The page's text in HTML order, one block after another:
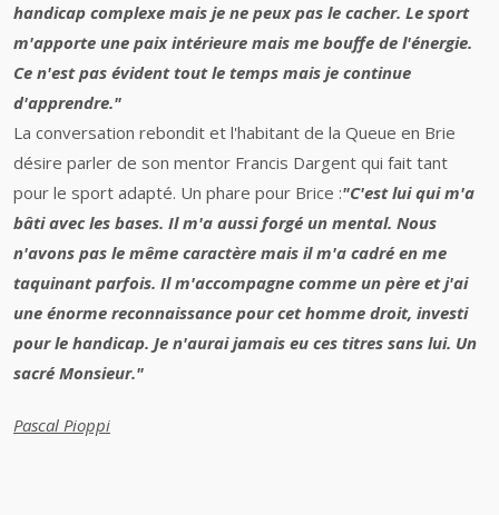
handicap complexe mais je ne peux pas le cacher. Le sport
m'apporte une paix intérieure mais me bouffe de l'énergie.
Ce n'est pas évident tout le temps mais je continue
d'apprendre."
La conversation rebondit et l'habitant de la Queue en Brie
désire parler de son mentor Francis Dargent qui fait tant
pour le sport adapté. Un phare pour Brice :"C'est lui qui m'a
bâti avec les bases. Il m'a aussi forgé un mental. Nous
n'avons pas le même caractère mais il m'a cadré en me
taquinant parfois. Il m'accompagne comme un père et j'ai
une énorme reconnaissance pour cet homme droit, investi
pour le handicap. Je n'aurai jamais eu ces titres sans lui. Un
sacré Monsieur."
Pascal Pioppi